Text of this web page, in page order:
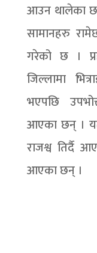
आउन थालेका
सामानहरु
गरेको छ ।
जिल्लामा
भएपछि
आएका छन् ।
राजश्व तिर्दै
आएका छन् ।